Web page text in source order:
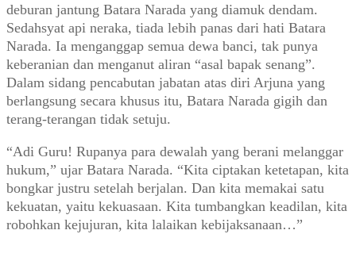
deburan jantung Batara Narada yang diamuk dendam.
Sedahsyat api neraka, tiada lebih panas dari hati Batara
Narada. Ia menganggap semua dewa banci, tak punya
keberanian dan menganut aliran “asal bapak senang”.
Dalam sidang pencabutan jabatan atas diri Arjuna yang
berlangsung secara khusus itu, Batara Narada gigih dan
terang-terangan tidak setuju.
“Adi Guru! Rupanya para dewalah yang berani melanggar
hukum,” ujar Batara Narada. “Kita ciptakan ketetapan, kita
bongkar justru setelah berjalan. Dan kita memakai satu
kekuatan, yaitu kekuasaan. Kita tumbangkan keadilan, kita
robohkan kejujuran, kita lalaikan kebijaksanaan…”